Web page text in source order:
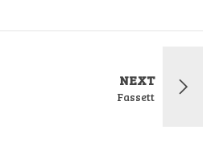
NEXT
Fassett